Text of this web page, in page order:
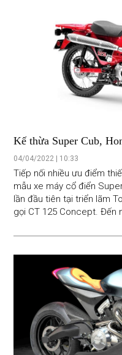
Kế thừa Super Cub,
ABS giá 92 triệu đồng
04/04/2022 | 10:33
Tiếp nối nhiều ưu điểm
mẫu xe máy cổ điển
lần đầu tiên tại triển lãm
gọi CT 125 Concept. Đến
tạo chú ý với duy nhất